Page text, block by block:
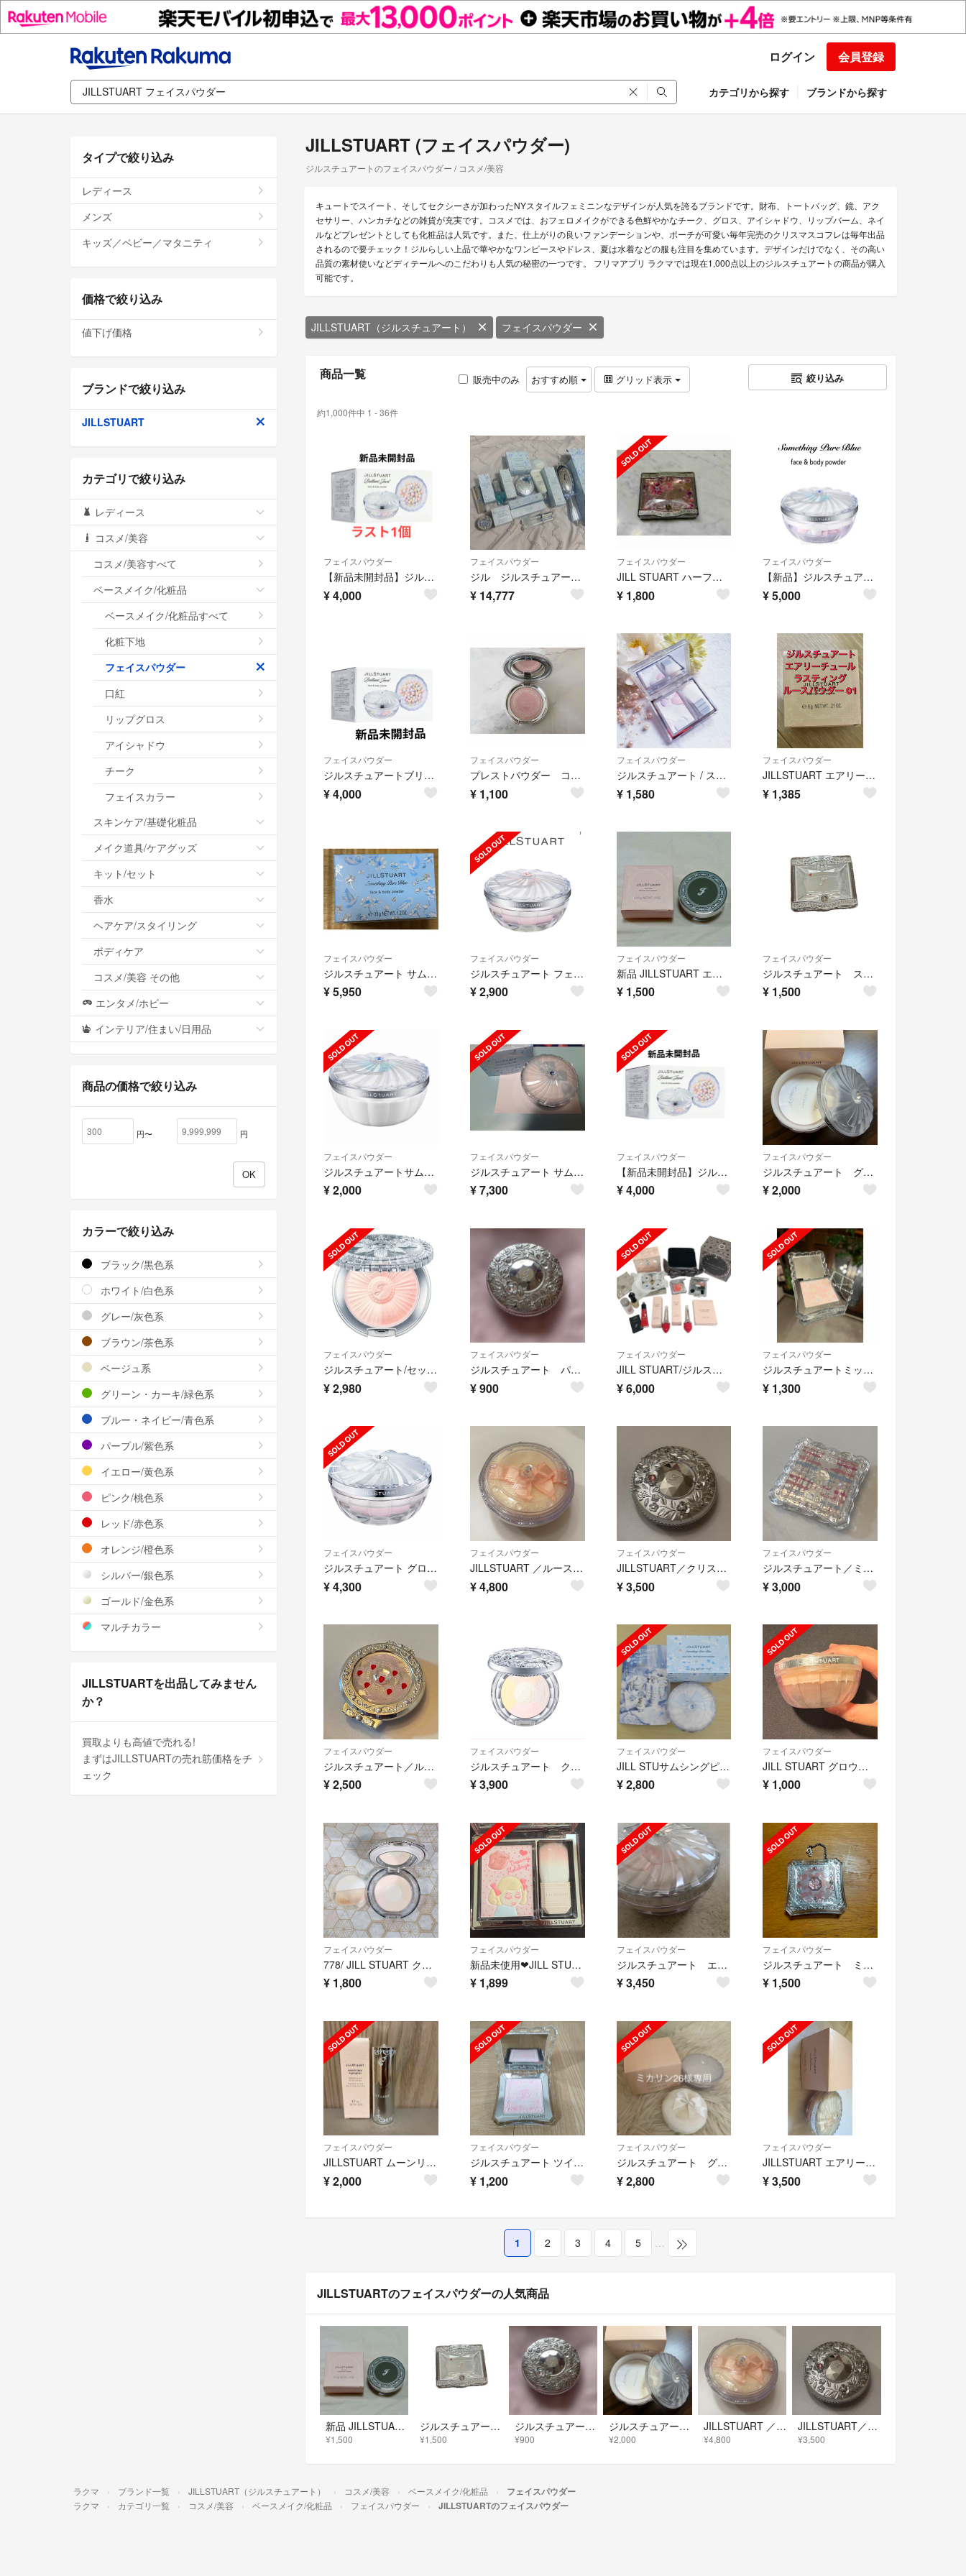
ログイン 会員登録
カテゴリから探す ブランドから探す
JILLSTUART (フェイスパウダー)
ジルスチュアートのフェイスパウダー / コスメ/美容
キュートでスイート、そしてセクシーさが加わったNYスタイルフェミニンなデザインが人気を誇るブランドです。財布、トートバッグ、鏡、アク
セサリー、ハンカチなどの雑貨が充実です。コスメでは、おフェロメイクができる色鮮やかなチーク、グロス、アイシャドウ、リップバーム、ネイ
ルなどプレゼントとしても化粧品は人気です。また、仕上がりの良いファンデーションや、ポーチが可愛い毎年完売のクリスマスコフレは毎年出品
されるので要チェック！ジルらしい上品で華やかなワンピースやドレス、夏は水着などの服も注目を集めています。デザインだけでなく、その高い
品質の素材使いなどディテールへのこだわりも人気の秘密の一つです。 フリマアプリ ラクマでは現在1,000点以上のジルスチュアートの商品が購入
可能です。
JILLSTUART（ジルスチュアート） フェイスパウダー
商品一覧 販売中のみ おすすめ順 グリッド表示 絞り込み
約1,000件中 1 - 36件
フェイスパウダー
【新品未開封品】ジルスチュアートブリリアントジュエル フェイス＆ボディパウダー 35g
¥4,000
フェイスパウダー
ジル ジルスチュアート サムシングピュアブルー リップ ヘアブラシ フェイスパウダー ハンドクリーム サムシングブルー
¥ 14,777
フェイスパウダー
JILL STUART ハーフェイヴァリット フェイスパウダー
¥ 1,800
フェイスパウダー
【新品】ジルスチュアート サムシングピュアブルー フェイス&ボディパウダーN
¥5,000
フェイスパウダー
ジルスチュアートブリリアントジュエル フェイス＆ボディパウダー 35g
¥4,000
フェイスパウダー
プレストパウダー コンパクトN フェイスパウダー 03 shimmer シマー
¥ 1,100
フェイスパウダー
ジルスチュアート / スノーイーラブドロップ ハイライトフェイスパウダー 限定品
¥ 1,580
フェイスパウダー
JILLSTUART エアリーチュール ラスティングルースパウダー 01 6g
¥ 1,385
フェイスパウダー
ジルスチュアート サムシングピュアブルー フェイス ＆ ボディパウダー Ｎ 限定
¥5,950
フェイスパウダー
ジルスチュアート フェイスパウダー 美品
¥2,900
フェイスパウダー
新品 JILLSTUART エアリーチュール ラスティングルースパウダー 01
¥ 1,500
フェイスパウダー
ジルスチュアート スノーイーラブドロップフェイスパウダー
¥ 1,500
フェイスパウダー
ジルスチュアートサムシングピュアブルーフェイス&ボディパウダー
¥2,000
フェイスパウダー
ジルスチュアート サムシングピュアブルー ルースパウダー
¥7,300
フェイスパウダー
【新品未開封品】ジルスチュアートブリリアントジュエル フェイス＆ボディパウダー
¥4,000
フェイスパウダー
ジルスチュアート グロウインオイルルースパウダー02
¥2,000
フェイスパウダー
ジルスチュアート/セッティングパウダー セット
¥2,980
フェイスパウダー
ジルスチュアート パウダー
¥900
フェイスパウダー
JILL STUART/ジルスチュアート/10周年コレクション/コフレポーチセット/リップカラー/アイカラー/ボディミルク/6点セット/RS0693
¥6,000
フェイスパウダー
ジルスチュアートミックスフェイスパウダー
¥ 1,300
フェイスパウダー
ジルスチュアート グロウインオイルルースパウダー 02 フェイスパウダー
¥4,300
フェイスパウダー
JILLSTUART ／ルースパウダーＮ03 パフ付 新品未使用品
¥4,800
フェイスパウダー
JILLSTUART／クリスタルルーセントフェイスパウダー
¥3,500
フェイスパウダー
ジルスチュアート／ミックスフェイスパウダー 限定品
¥3,000
フェイスパウダー
ジルスチュアート／ルースパウダー ストロベリー柄
¥2,500
フェイスパウダー
ジルスチュアート クリスタルルーセント フェイスパウダー09 fairy
¥3,900
フェイスパウダー
JILL STUサムシングピュアブルーエアリーチュールラスティングルースパウダー
¥2,800
フェイスパウダー
JILL STUART グロウインオイルルースパウダー #01 natural
¥ 1,000
フェイスパウダー
778/ JILL STUART クリスタルルーセントフェイスパウダー 04
¥ 1,800
フェイスパウダー
新品未使用❤︎JILL STUART フェイスカラー
¥ 1,899
フェイスパウダー
ジルスチュアート エアリーチュールラスティングルースパウダー 02 新品}
¥3,450
フェイスパウダー
ジルスチュアート ミックスフェイスパウダー
¥ 1,500
フェイスパウダー
JILLSTUART ムーンリット デュー ハイライター #07(限定色)
¥2,000
フェイスパウダー
ジルスチュアート ツイードフェイスパウダー8g
¥ 1,200
フェイスパウダー
ジルスチュアート グロウインオイル ルースパウダー02
¥2,800
フェイスパウダー
JILLSTUART エアリーチュール ラスティングルースパウダー03
¥3,500
1 2 3 4 5 …
JILLSTUARTのフェイスパウダーの人気商品
新品 JILLSTUART エアリーチュール ラスティングルースパウダー 01
¥1,500
ジルスチュアート スノーイーラブドロップフェイスパウダー
¥1,500
ジルスチュアート パウダー
¥900
ジルスチュアート グロウインオイルルースパウダー02
¥2,000
JILLSTUART ／ルースパウダーＮ03 パフ付 新品未使用品
¥4,800
JILLSTUART／クリスタルルーセントフェイスパウダー
¥3,500
タイプで絞り込み
レディース
メンズ
キッズ／ベビー／マタニティ
価格で絞り込み
値下げ価格
ブランドで絞り込み
JILLSTUART
カテゴリで絞り込み
レディース
コスメ/美容
コスメ/美容すべて
ベースメイク/化粧品
ベースメイク/化粧品すべて
化粧下地
フェイスパウダー
口紅
リップグロス
アイシャドウ
チーク
フェイスカラー
スキンケア/基礎化粧品
メイク道具/ケアグッズ
キット/セット
香水
ヘアケア/スタイリング
ボディケア
コスメ/美容 その他
エンタメ/ホビー
インテリア/住まい/日用品
商品の価格で絞り込み
円〜 円
カラーで絞り込み
ブラック/黒色系
ホワイト/白色系
グレー/灰色系
ブラウン/茶色系
ベージュ系
グリーン・カーキ/緑色系
ブルー・ネイビー/青色系
パープル/紫色系
イエロー/黄色系
ピンク/桃色系
レッド/赤色系
オレンジ/橙色系
シルバー/銀色系
ゴールド/金色系
マルチカラー
JILLSTUARTを出品してみません
か？
買取よりも高値で売れる!
まずはJILLSTUARTの売れ筋価格をチ
ェック
ラクマ ブランド一覧 JILLSTUART（ジルスチュアート） コスメ/美容 ベースメイク/化粧品 フェイスパウダー
ラクマ カテゴリ一覧 コスメ/美容 ベースメイク/化粧品 フェイスパウダー JILLSTUARTのフェイスパウダー